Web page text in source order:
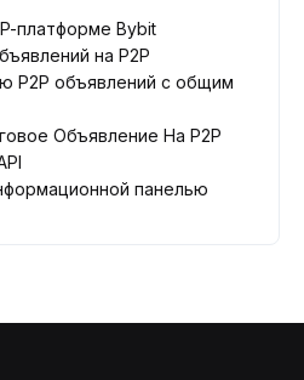
платформе Bybit
на P2P
P2P объявлений с общим
Объявление На P2P
панелью